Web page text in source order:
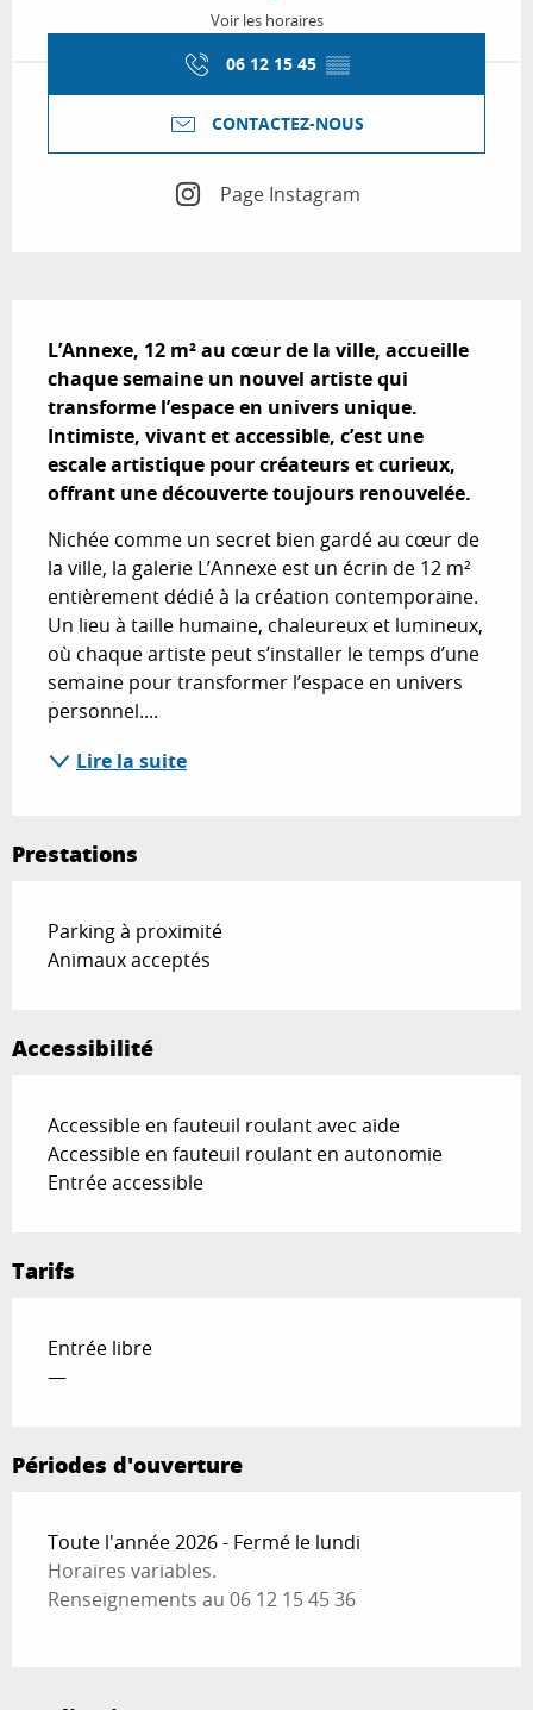
Voir les horaires
06 12 15 45 ▒▒
CONTACTEZ-NOUS
Page Instagram
L’Annexe, 12 m² au cœur de la ville, accueille
chaque semaine un nouvel artiste qui
transforme l’espace en univers unique.
Intimiste, vivant et accessible, c’est une
escale artistique pour créateurs et curieux,
offrant une découverte toujours renouvelée.
Nichée comme un secret bien gardé au cœur de
la ville, la galerie L’Annexe est un écrin de 12 m²
entièrement dédié à la création contemporaine.
Un lieu à taille humaine, chaleureux et lumineux,
où chaque artiste peut s’installer le temps d’une
semaine pour transformer l’espace en univers
personnel....
Lire la suite
Prestations
Parking à proximité
Animaux acceptés
Accessibilité
Accessible en fauteuil roulant avec aide
Accessible en fauteuil roulant en autonomie
Entrée accessible
Tarifs
Entrée libre
—
Périodes d'ouverture
Toute l'année 2026 - Fermé le lundi
Horaires variables.
Renseignements au 06 12 15 45 36